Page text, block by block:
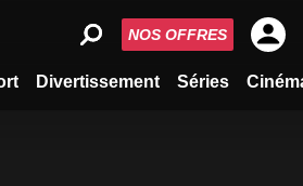
Divertissement Séries
NOS OFFRES